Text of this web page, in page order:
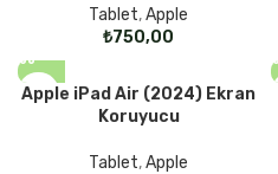
Tablet,Apple
₺
Apple iPad Air (2024) Ekran
Koruyucu
Tablet,Apple